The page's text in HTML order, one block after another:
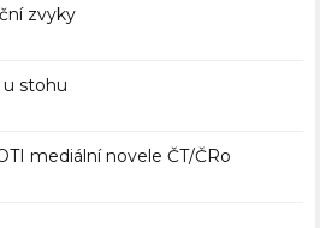
zvyky
u stohu
mediální novele ČT/ČRo